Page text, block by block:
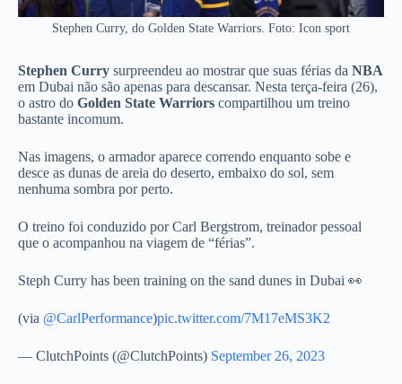
Stephen Curry, do Golden State Warriors. Foto: Icon sport
Stephen Curry surpreendeu ao mostrar que suas férias da NBA
em Dubai não são apenas para descansar. Nesta terça-feira (26),
o astro do Golden State Warriors compartilhou um treino
bastante incomum.
Nas imagens, o armador aparece correndo enquanto sobe e
desce as dunas de areia do deserto, embaixo do sol, sem
nenhuma sombra por perto.
O treino foi conduzido por Carl Bergstrom, treinador pessoal
que o acompanhou na viagem de “férias”.
Steph Curry has been training on the sand dunes in Dubai 👀
(via @CarlPerformance)pic.twitter.com/7M17eMS3K2
— ClutchPoints (@ClutchPoints) September 26, 2023